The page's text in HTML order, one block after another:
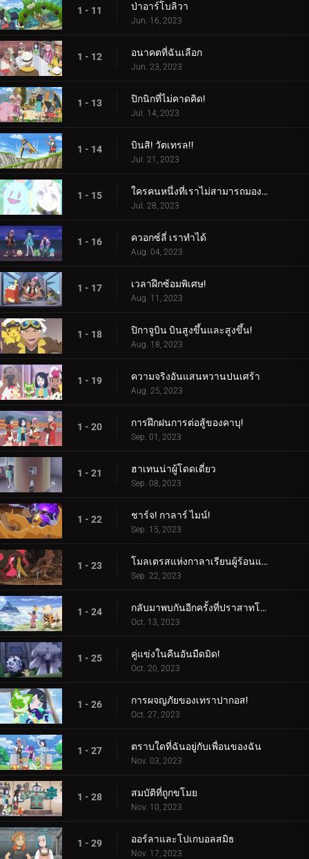
1 - 11 ป่าอาร์โบลิวา
Jun. 16, 2023
1 - 12 อนาคตที่ฉันเลือก
Jun. 23, 2023
1 - 13 ปิกนิกที่ไม่คาดคิด!
Jul. 14, 2023
1 - 14 บินสิ! วัตเทรล!!
Jul. 21, 2023
1 - 15 ใครคนหนึ่งที่เราไม่สามารถมองเห็นได้! ใครเป็นอะไรรึเปล่า!
Jul. 28, 2023
1 - 16 ควอกซ์ลี่ เราทำได้
Aug. 04, 2023
1 - 17 เวลาฝึกซ้อมพิเศษ!
Aug. 11, 2023
1 - 18 ปิกาจูบิน บินสูงขึ้นและสูงขึ้น!
Aug. 18, 2023
1 - 19 ความจริงอันแสนหวานปนเศร้า
Aug. 25, 2023
1 - 20 การฝึกฝนการต่อสู้ของคาบุ!
Sep. 01, 2023
1 - 21 ฮาเทนน่าผู้โดดเดี่ยว
Sep. 08, 2023
1 - 22 ชาร์จ! กาลาร์ ไมน์!
Sep. 15, 2023
1 - 23 โมลเตรสแห่งกาลาเรียนผู้ร้อนแรง
Sep. 22, 2023
1 - 24 กลับมาพบกันอีกครั้งที่ปราสาทโบราณ!
Oct. 13, 2023
1 - 25 คู่แข่งในคืนอันมืดมิด!
Oct. 20, 2023
1 - 26 การผจญภัยของเทราปากอส!
Oct. 27, 2023
1 - 27 ตราบใดที่ฉันอยู่กับเพื่อนของฉัน
Nov. 03, 2023
1 - 28 สมบัติที่ถูกขโมย
Nov. 10, 2023
1 - 29 ออร์ลาและโปเกบอลสมิธ
Nov. 17, 2023